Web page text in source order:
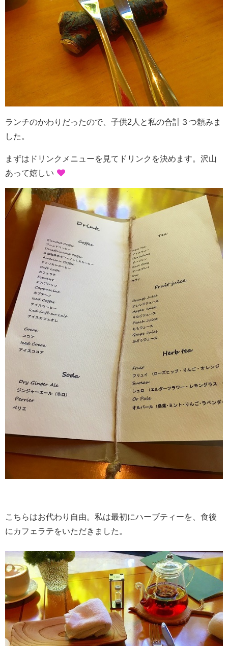
ランチのかわりだったので、子供2人と私の合計３つ頼みま
した。
まずはドリンクメニューを見てドリンクを決めます。沢山
あって嬉しい
こちらはお代わり自由。私は最初にハーブティーを、食後
にカフェラテをいただきました。